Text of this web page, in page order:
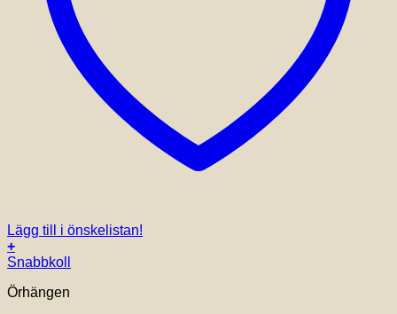
Lägg till i önskelistan!
+
Snabbkoll
Örhängen